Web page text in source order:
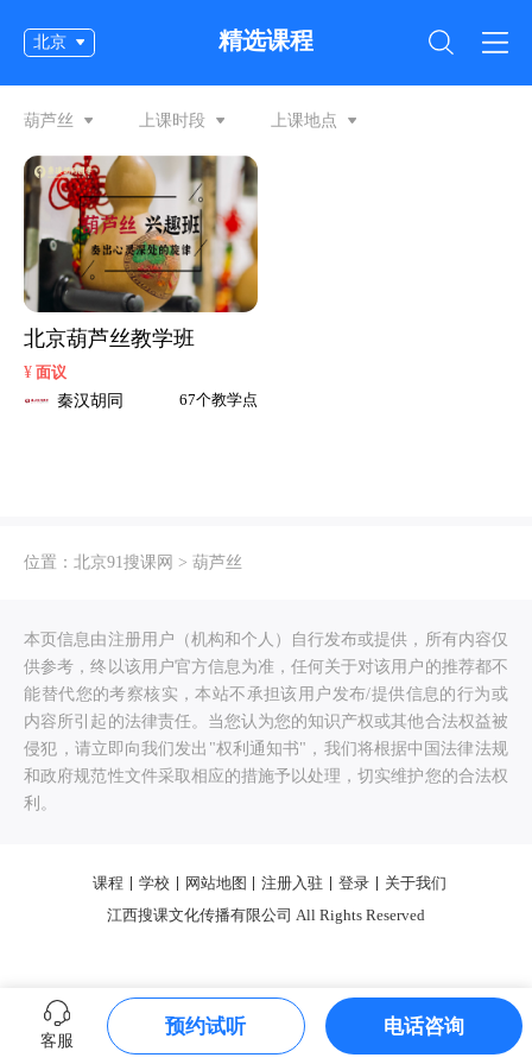
北京 精选课程
葫芦丝 上课时段 上课地点
北京葫芦丝教学班
¥ 面议
秦汉胡同 67个教学点
位置：北京91搜课网 >葫芦丝
本页信息由注册用户（机构和个人）自行发布或提供，所有内容仅
供参考，终以该用户官方信息为准，任何关于对该用户的推荐都不
能替代您的考察核实，本站不承担该用户发布/提供信息的行为或
内容所引起的法律责任。当您认为您的知识产权或其他合法权益被
侵犯，请立即向我们发出"权利通知书"，我们将根据中国法律法规
和政府规范性文件采取相应的措施予以处理，切实维护您的合法权
利。
课程 学校 网站地图 注册入驻 登录
关于我们
江西搜课文化传播有限公司 All Rights Reserved
客服
预约试听 电话咨询
0.652952s